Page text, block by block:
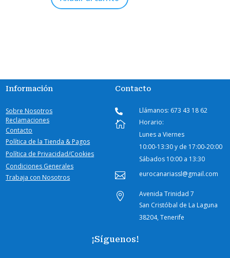
Información
Sobre Nosotros
Reclamaciones
Contacto
Política de la Tienda & Pagos
Política de Privacidad/Cookies
Condiciones Generales
Trabaja con Nosotros
Contacto
 Llámanos: 673 43 18 62

Horario:
Lunes a Viernes
10:00-13:30 y de 17:00-20:00
Sábados 10:00 a 13:30
 eurocanariassl@gmail.com

Avenida Trinidad 7
San Cristóbal de La Laguna
38204, Tenerife
¡Síguenos!